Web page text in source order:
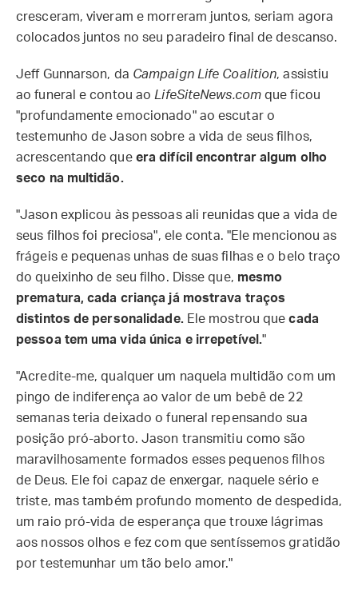
cresceram, viveram e morreram juntos, seriam agora
colocados juntos no seu paradeiro final de descanso.
Jeff Gunnarson, da Campaign Life Coalition, assistiu
ao funeral e contou ao LifeSiteNews.comque ficou
"profundamente emocionado" ao escutar o
testemunho de Jason sobre a vida de seus filhos,
acrescentando que era difícil encontrar algum olho
seco na multidão.
"Jason explicou às pessoas ali reunidas que a vida de
seus filhos foi preciosa", ele conta. "Ele mencionou as
frágeis e pequenas unhas de suas filhas e o belo traço
do queixinho de seu filho. Disse que, mesmo
prematura, cada criança já mostrava traços
distintos de personalidade.Ele mostrou quecada
pessoa tem uma vida única e irrepetível."
"Acredite-me, qualquer um naquela multidão com um
pingo de indiferença ao valor de um bebê de 22
semanas teria deixado o funeral repensando sua
posição pró-aborto. Jason transmitiu como são
maravilhosamente formados esses pequenos filhos
de Deus. Ele foi capaz de enxergar, naquele sério e
triste, mas também profundo momento de despedida,
um raio pró-vida de esperança que trouxe lágrimas
aos nossos olhos e fez com que sentíssemos gratidão
por testemunhar um tão belo amor."